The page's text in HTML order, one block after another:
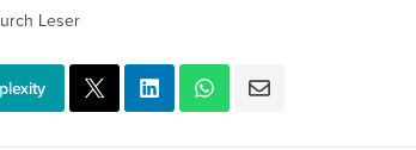
Leser